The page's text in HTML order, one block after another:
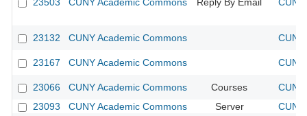
23132 CUNY Academic Commons
23167 CUNY Academic Commons
23066 CUNY Academic Commons Courses
23093
CUNY Academic Commons Server